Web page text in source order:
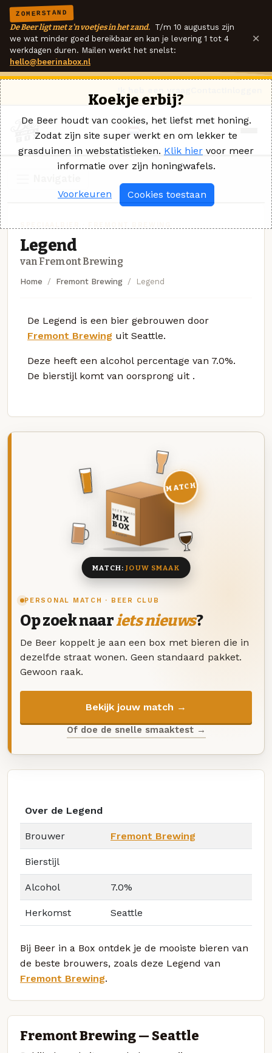
ZOMERSTAND
De Beer ligt met z'n voetjes in het zand. T/m 10 augustus zijn
we wat minder goed bereikbaar en kan je levering 1 tot 4
werkdagen duren. Mailen werkt het snelst:
hello@beerinabox.nl
×
Legend
van Fremont Brewing
Home Fremont Brewing Legend
De Legend is een bier gebrouwen door
Fremont Brewing uit Seattle.
Deze heeft een alcohol percentage van 7.0%.
De bierstijl komt van oorsprong uit .
PERSONAL MATCH · BEER CLUB
Op zoek naariets nieuws?
De Beer koppelt je aan een box met bieren die in
dezelfde straat wonen. Geen standaard pakket.
Gewoon raak.
Bekijk jouw match →
Of doe de snelle smaaktest →
DEZE MAAND
MIX
BOX
8 BIEREN
MATCH
MATCH:JOUW SMAAK
Over de Legend
Brouwer Fremont Brewing
Bierstijl
Alcohol 7.0%
Herkomst Seattle
Bij Beer in a Box ontdek je de mooiste bieren van
de beste brouwers, zoals deze Legend van
Fremont Brewing.
Fremont Brewing — Seattle
Koekje erbij?
De Beer houdt van cookies, het liefst met honing.
Zodat zijn site super werkt en om lekker te
grasduinen in webstatistieken. Klik hier voor meer
informatie over zijn honingwafels.
Voorkeuren Cookies toestaan